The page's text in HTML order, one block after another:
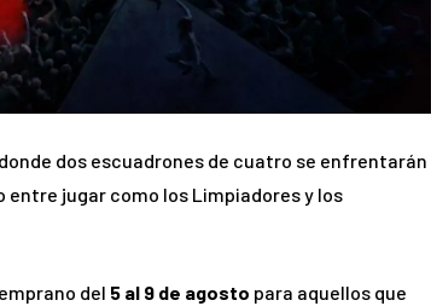
dos escuadrones de cuatro se enfrentarán
entre jugar como los Limpiadores y los
del 5 al 9 de agosto para aquellos que